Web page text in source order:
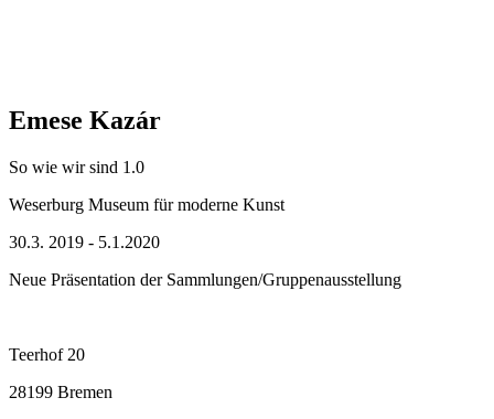
Emese Kazár
So wie wir sind 1.0
Weserburg Museum für moderne Kunst
30.3. 2019 - 5.1.2020
Neue Präsentation der Sammlungen/Gruppenausstellung
Teerhof 20
28199 Bremen